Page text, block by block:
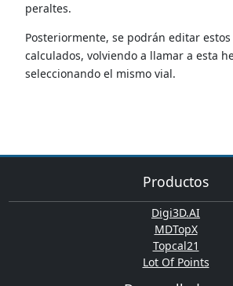
peraltes.
Posteriormente, se podrán editar
calculados, volviendo a llamar a esta
seleccionando el mismo vial.
Productos
Digi3D.AI
MDTopX
Topcal21
Lot Of Points